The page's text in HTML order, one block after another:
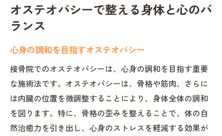
オステオパシーで整える身体と心のバ
ランス
心身の調和を目指すオステオパシー
接骨院でのオステオパシーは、心身の調和を目指す重要
な施術法です。オステオパシーは、骨格や筋肉、さらに
は内臓の位置を微調整することにより、身体全体の調和
を図ります。特に、骨格の歪みを整えることで、体の自
然治癒力を引き出し、心身のストレスを軽減する効果が